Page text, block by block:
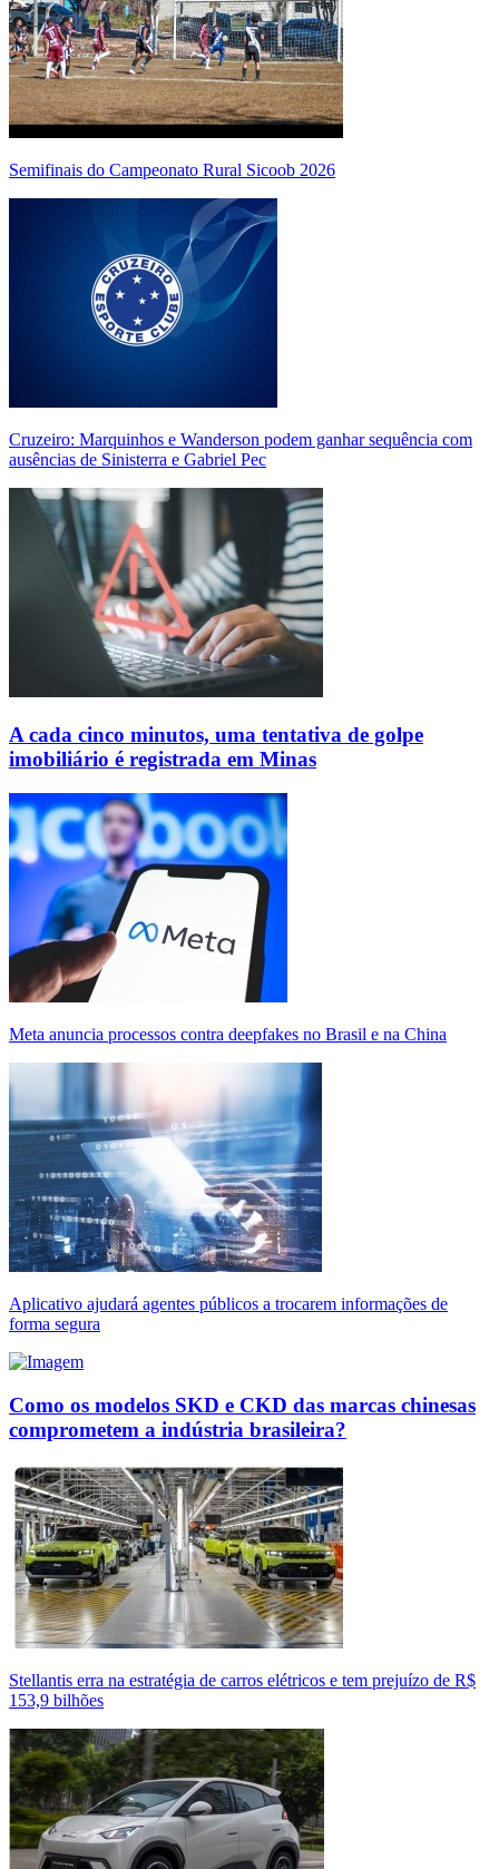
Semifinais do Campeonato Rural Sicoob 2026
Cruzeiro: Marquinhos e Wanderson podem ganhar sequência com
ausências de Sinisterra e Gabriel Pec
A cada cinco minutos, uma tentativa de golpe
imobiliário é registrada em Minas
Meta anuncia processos contra deepfakes no Brasil e na China
Aplicativo ajudará agentes públicos a trocarem informações de
forma segura
Como os modelos SKD e CKD das marcas chinesas
comprometem a indústria brasileira?
Stellantis erra na estratégia de carros elétricos e tem prejuízo de R$
153,9 bilhões